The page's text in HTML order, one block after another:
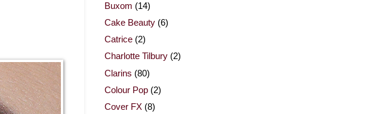
Buxom (14)
Cake Beauty (6)
Catrice (2)
Charlotte Tilbury (2)
Clarins (80)
Colour Pop (2)
Cover FX (8)